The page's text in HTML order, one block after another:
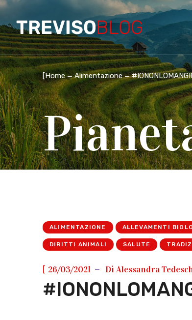
[Home Alimentazione
ALIMENTAZIONE ALLEVAMENTI
DIRITTI ANIMALI SALUTE
[ 26/03/2021 Di Alessandra